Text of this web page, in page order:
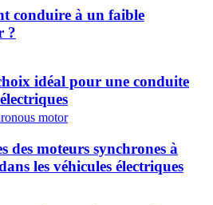
conduire à un faible
?
idéal pour une conduite
des moteurs synchrones à
les véhicules électriques